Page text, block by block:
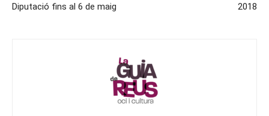
Diputació fins al 6 de maig
2018